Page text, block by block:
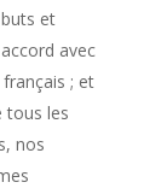
et
avec
; et
tous les
nos